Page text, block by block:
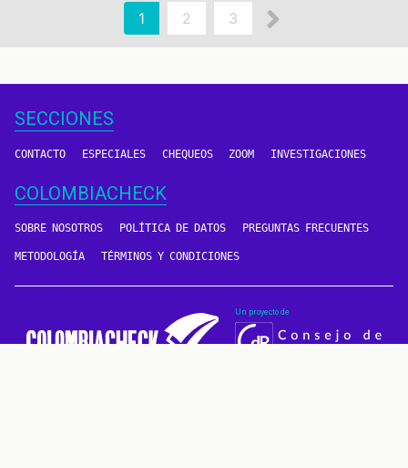
Página
actual
1 Page
2 Page
3
Siguiente
SECCIONES
CONTACTO ESPECIALES CHEQUEOS ZOOM INVESTIGACIONES
COLOMBIACHECK
SOBRE NOSOTROS POLÍTICA DE DATOS PREGUNTAS FRECUENTES
METODOLOGÍA TÉRMINOS Y CONDICIONES
Un proyecto de